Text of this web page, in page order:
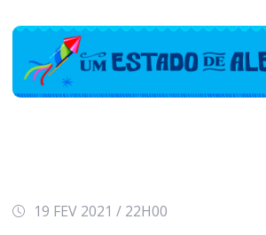
19 FEV 2021 / 22H00